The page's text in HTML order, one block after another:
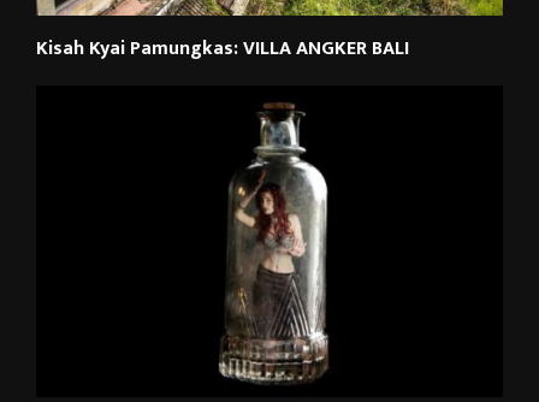
Kisah Kyai Pamungkas: VILLA ANGKER BALI